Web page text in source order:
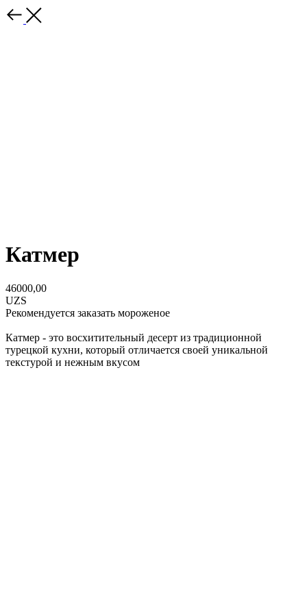
Катмер
46000,00
UZS
Рекомендуется заказать мороженое
Катмер - это восхитительный десерт из традиционной
турецкой кухни, который отличается своей уникальной
текстурой и нежным вкусом